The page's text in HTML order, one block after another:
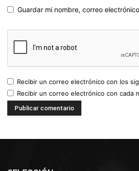
Guardar mi nombre, correo
Recibir un correo electrónico con los
Recibir un correo electrónico con cada